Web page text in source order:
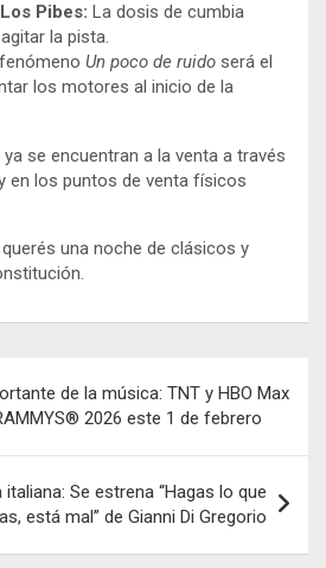
Pibes: La dosis de cumbia
la pista.
Un poco de ruido será el
los motores al inicio de la
se encuentran a la venta a través
en los puntos de venta físicos
una noche de clásicos y
de la música: TNT y HBO Max
2026 este 1 de febrero
Se estrena “Hagas lo que
está mal” de Gianni Di Gregorio